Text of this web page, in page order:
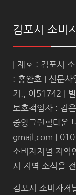
김포시 소비
| 제호 : 김포시
: 홍완호 | 신문사
기., 아51742 |
보호책임자 : 김
중앙그린힐타운
gmail.com |
소비자저널 지역
시 지역 소식을
김포시 소비자저